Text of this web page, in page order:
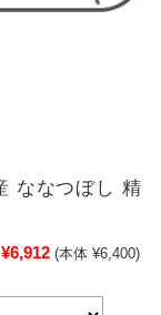
ななつぼし 精
¥6,912 (本体 ¥6,400)